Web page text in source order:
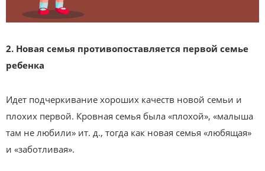
2. Новая семья противопоставляется первой семье
ребенка
Идет подчеркивание хороших качеств новой семьи и
плохих первой. Кровная семья была «плохой», «малыша
там не любили» ит. д., тогда как новая семья «любящая»
и «заботливая».